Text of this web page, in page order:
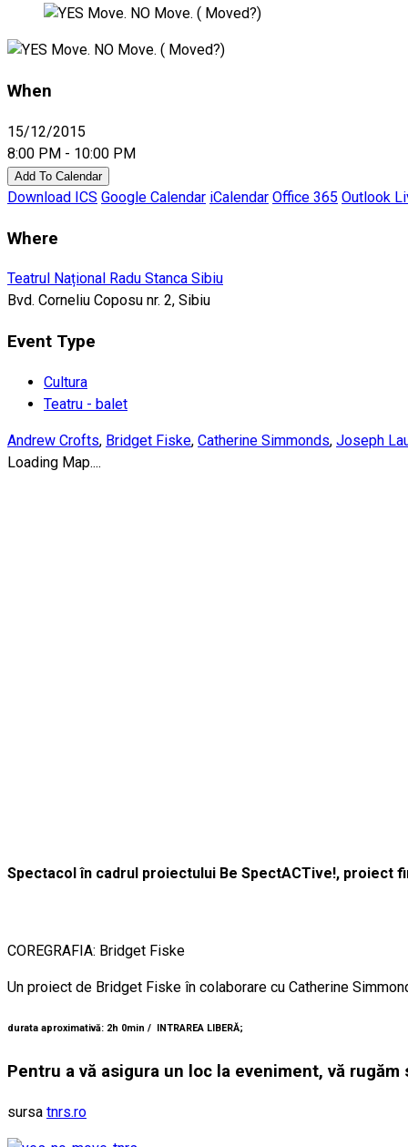
When
15/12/2015
8:00 PM - 10:00 PM
Add To Calendar
Download ICS Google Calendar iCalendar Office 365 Outlook
Where
Teatrul Național Radu Stanca Sibiu
Bvd. Corneliu Coposu nr. 2, Sibiu
Event Type
Cultura
Teatru - balet
Andrew Crofts, Bridget Fiske, Catherine Simmonds, Joseph
Loading Map....
Spectacol în cadrul proiectului Be SpectACTive!, proiect
COREGRAFIA: Bridget Fiske
Un proiect de Bridget Fiske în colaborare cu Catherine
durata aproximativă: 2h 0min / INTRAREA LIBERĂ;
Pentru a vă asigura un loc la eveniment, vă
sursa tnrs.ro